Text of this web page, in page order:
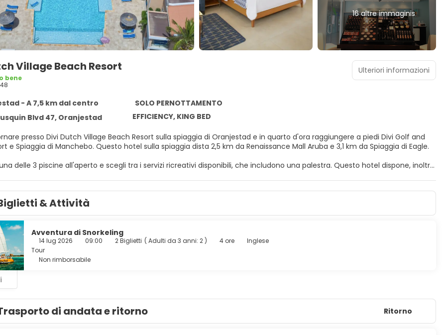
16 altre immaginis
Village Beach Resort
bene
- A 7,5 km dal centro
SOLO PERNOTTAMENTO
Blvd 47, Oranjestad
EFFICIENCY, KING BED
presso Divi Dutch Village Beach Resort sulla spiaggia di Oranjestad e in quarto d'ora raggiungere a piedi Divi Golf and
Beach Resort e Spiaggia di Manchebo. Questo hotel sulla spiaggia dista 2,5 km da Renaissance Mall Aruba e 3,1 km da Spiaggia di Eagle.
delle 3 piscine all'aperto e scegli tra i servizi ricreativi disponibili, che includono una palestra. Questo hotel dispone, inoltre,
delle 123 camere della struttura, complete di frigorifero e microonde. Il Wi-Fi gratuito ti consente di restare in contatto
mentre la TV con canali via cavo è l'ideale per concedersi un po' di svago. Il bagno in camera dispone di combinazione
set di cortesia gratuiti e asciugacapelli. I comfort includono casseforti e accessori per la preparazione di caffè/tè,
sono eseguite tutti i giorni.
voglia di mangiare bene da Tiki Tiki, uno dei 2 ristoranti presso un hotel, specializzato in cucina internazionale. Rilassati
preferito presso un bar/lounge e un bar a bordo piscina.
di un pratico servizio di lavanderia e lavaggio a secco, una reception aperta 24 ore su 24 e deposito bagagli. Il un
gratuito è disponibile in loco.
Ulteriori informazioni
& Attività
Avventura di Snorkeling
14 lug 2026 09:00 2 Biglietti ( Adulti da 3 anni: 2 ) 4 ore
Inglese
Tour
Non rimborsabile
di andata e ritorno Ritorno